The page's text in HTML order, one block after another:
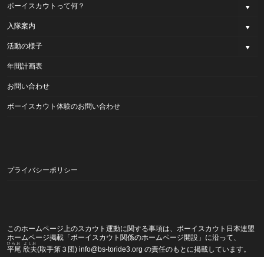
ボーイスカウトって何？
入隊案内
活動の様子
年間計画表
お問い合わせ
ボーイスカウト体験のお問い合わせ
プライバシーポリシー
このホームページ上のスカウト運動に関する事項は、ボーイスカウト日本連盟
ホームページ掲載「ボーイスカウト関係のホームページ開設」 に沿って、
平尾 欣夫
ひらお よしお
(取手第３団) info@bs-toride3.org の責任のもとに掲載しています。